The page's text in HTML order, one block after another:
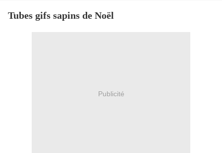
Tubes gifs sapins de Noël
Publicité